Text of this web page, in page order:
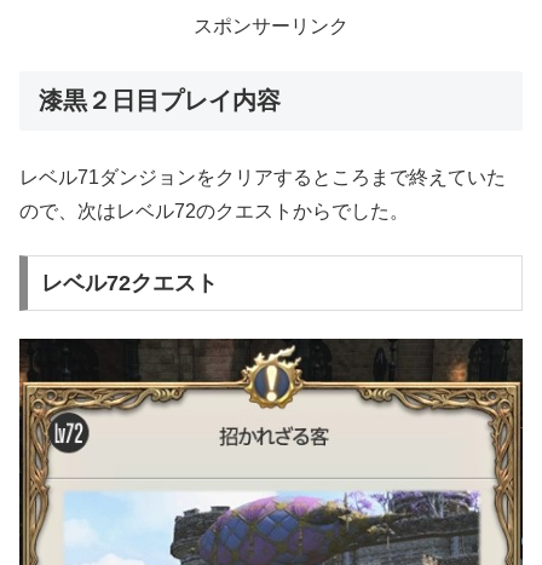
スポンサーリンク
漆黒２日目プレイ内容
レベル71ダンジョンをクリアするところまで終えていた
ので、次はレベル72のクエストからでした。
レベル72クエスト